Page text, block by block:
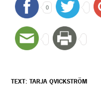
0
TEXT: TARJA QVICKSTRÖM